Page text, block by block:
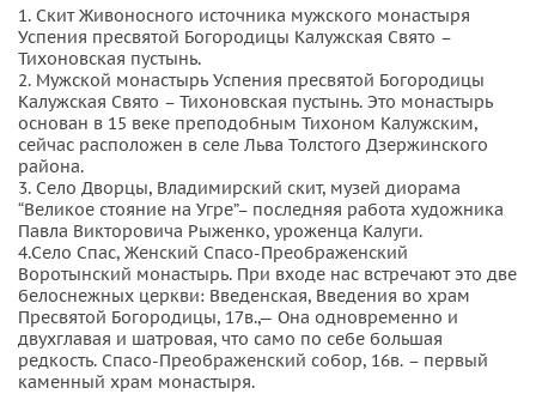
Заканчиваем мы наше путешествие, побывав в селе Спас
— здесь уже в 11 веке стоял древнерусский город —
археологи нашли массу крайне интересных находок, от
железных кольчуг, до женских украшений и арабских
монет. При входе нас встречают две белоснежные церкви:
Введенская, Введения во храм Пресвятой Богородицы 17
в.,— она одновременно и двухглавая и шатровая, что само
по себе большая редкость, и Спасо-Преображенский
собор 16 в. — первый каменный храм монастыря.
1. Скит Живоносного источника мужского монастыря
Успения пресвятой Богородицы Калужская Свято –
Тихоновская пустынь.
2. Мужской монастырь Успения пресвятой Богородицы
Калужская Свято – Тихоновская пустынь. Это монастырь
основан в 15 веке преподобным Тихоном Калужским,
сейчас расположен в селе Льва Толстого Дзержинского
района.
3. Село Дворцы, Владимирский скит, музей диорама
“Великое стояние на Угре”– последняя работа художника
Павла Викторовича Рыженко, уроженца Калуги.
4.Село Спас, Женский Спасо-Преображенский
Воротынский монастырь. При входе нас встречают это две
белоснежных церкви: Введенская, Введения во храм
Пресвятой Богородицы, 17в.,— Она одновременно и
двухглавая и шатровая, что само по себе большая
редкость. Спасо-Преображенский собор, 16в. – первый
каменный храм монастыря.